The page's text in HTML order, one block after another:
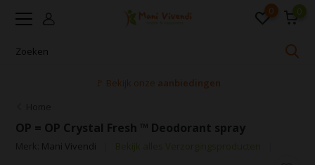
0 0
🚩 Bekijk onze aanbiedingen
OP = OP Crystal Fresh ™ Deodorant spray
Mani Vivendi Bekijk alles Verzorgingsproducten